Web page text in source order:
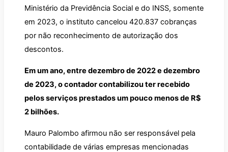
Ministério da Previdência Social e do INSS, somente
em 2023, o instituto cancelou 420.837 cobranças
por não reconhecimento de autorização dos
descontos.
Em um ano, entre dezembro de 2022 e dezembro
de 2023, o contador contabilizou ter recebido
pelos serviços prestados um pouco menos de R$
2 bilhões.
Mauro Palombo afirmou não ser responsável pela
contabilidade de várias empresas mencionadas